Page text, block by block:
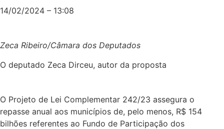
14/02/2024 – 13:08
Zeca Ribeiro/Câmara dos Deputados
O deputado Zeca Dirceu, autor da proposta
O Projeto de Lei Complementar 242/23 assegura o
repasse anual aos municípios de, pelo menos, R$ 154
bilhões referentes ao Fundo de Participação dos